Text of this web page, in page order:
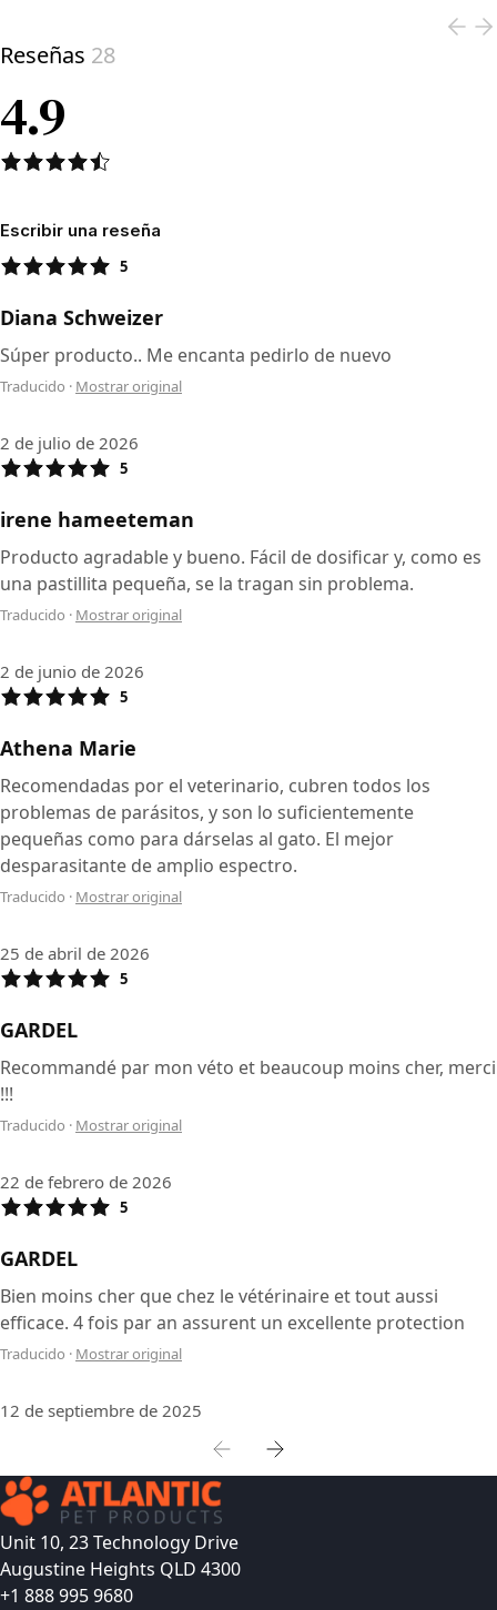
Reseñas 28
4.9
Escribir una reseña
5
Diana Schweizer
Súper producto.. Me encanta pedirlo de nuevo
Traducido · Mostrar original
2 de julio de 2026
5
irene hameeteman
Producto agradable y bueno. Fácil de dosificar y, como es
una pastillita pequeña, se la tragan sin problema.
Traducido · Mostrar original
2 de junio de 2026
5
Athena Marie
Recomendadas por el veterinario, cubren todos los
problemas de parásitos, y son lo suficientemente
pequeñas como para dárselas al gato. El mejor
desparasitante de amplio espectro.
Traducido · Mostrar original
25 de abril de 2026
5
GARDEL
Recommandé par mon véto et beaucoup moins cher, merci
!!!
Traducido · Mostrar original
22 de febrero de 2026
5
GARDEL
Bien moins cher que chez le vétérinaire et tout aussi
efficace. 4 fois par an assurent un excellente protection
Traducido · Mostrar original
12 de septiembre de 2025
Unit 10, 23 Technology Drive
Augustine Heights QLD 4300
+1 888 995 9680